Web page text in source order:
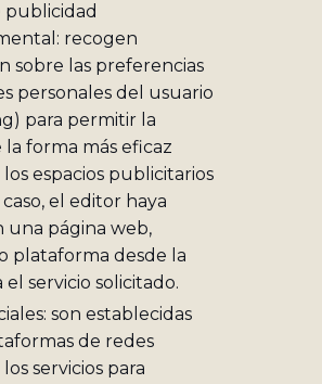
publicidad
recogen
sobre las preferencias
personales del usuario
para permitir la
la forma más eficaz
espacios publicitarios
el editor haya
una página web,
plataforma desde la
servicio solicitado.
son establecidas
de redes
servicios para